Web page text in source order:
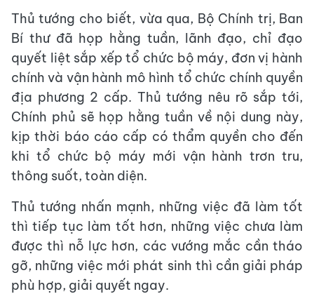
Thủ tướng cho biết, vừa qua, Bộ Chính trị, Ban
Bí thư đã họp hằng tuần, lãnh đạo, chỉ đạo
quyết liệt sắp xếp tổ chức bộ máy, đơn vị hành
chính và vận hành mô hình tổ chức chính quyền
địa phương 2 cấp. Thủ tướng nêu rõ sắp tới,
Chính phủ sẽ họp hằng tuần về nội dung này,
kịp thời báo cáo cấp có thẩm quyền cho đến
khi tổ chức bộ máy mới vận hành trơn tru,
thông suốt, toàn diện.
Thủ tướng nhấn mạnh, những việc đã làm tốt
thì tiếp tục làm tốt hơn, những việc chưa làm
được thì nỗ lực hơn, các vướng mắc cần tháo
gỡ, những việc mới phát sinh thì cần giải pháp
phù hợp, giải quyết ngay.